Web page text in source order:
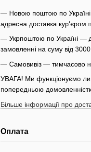
— Новою поштою по Україні
адресна доставка кур'єром
— Укрпоштою по Україні —
замовленні на суму від
— Самовивіз — тимчасово
УВАГА! Ми функціонуємо
попередньою
Більше інформації про
Оплата